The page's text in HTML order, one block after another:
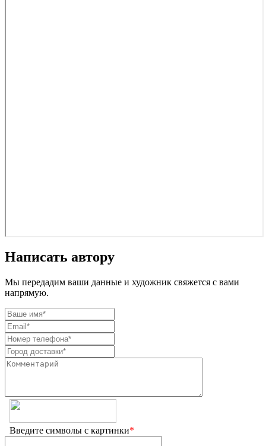
Написать автору
Мы передадим ваши данные и художник свяжется с вами
напрямую.
Введите символы с картинки*